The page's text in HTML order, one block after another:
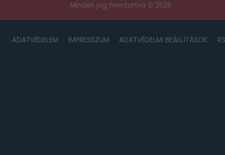
Minden jog fenntartva © 2026
ADATVÉDELEM IMPRESSZUM ADATVÉDELMI BEÁLLÍTÁSOK